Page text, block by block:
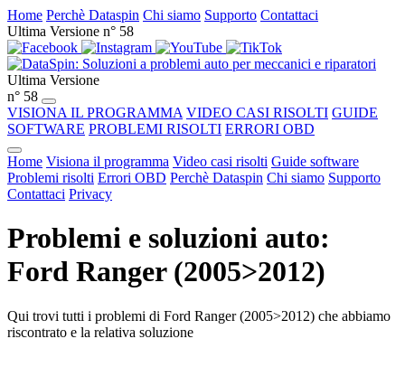
Home Perchè Dataspin Chi siamo Supporto Contattaci
Ultima Versione n° 58
Ultima Versione
n° 58
VISIONA IL PROGRAMMA VIDEO CASI RISOLTI GUIDE
SOFTWARE PROBLEMI RISOLTI ERRORI OBD
Home Visiona il programma Video casi risolti Guide software
Problemi risolti Errori OBD Perchè Dataspin Chi siamo Supporto
Contattaci Privacy
Problemi e soluzioni auto:
Ford Ranger (2005>2012)
Qui trovi tutti i problemi di Ford Ranger (2005>2012) che abbiamo
riscontrato e la relativa soluzione